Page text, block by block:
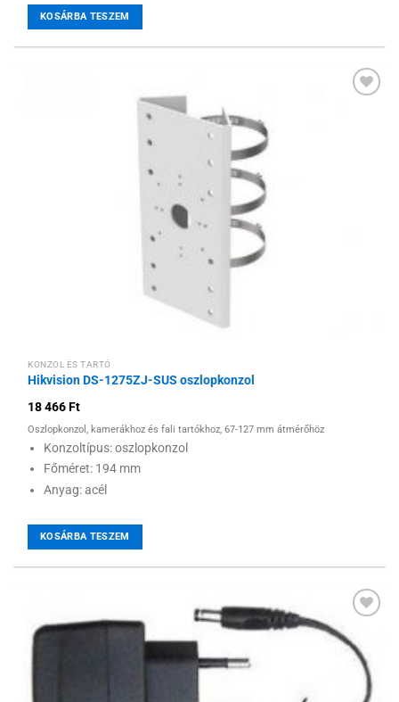
KOSÁRBA TESZEM
KONZOL ÉS TARTÓ
Hikvision DS-1275ZJ-SUS oszlopkonzol
18 466Ft
Oszlopkonzol, kamerákhoz és fali tartókhoz, 67-127 mm átmérőhöz
Konzoltípus: oszlopkonzol
Főméret: 194 mm
Anyag: acél
KOSÁRBA TESZEM
Hozzáadás a
kívánságlistához